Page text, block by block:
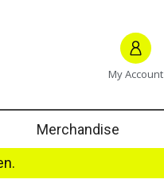
My Account
Merchandise